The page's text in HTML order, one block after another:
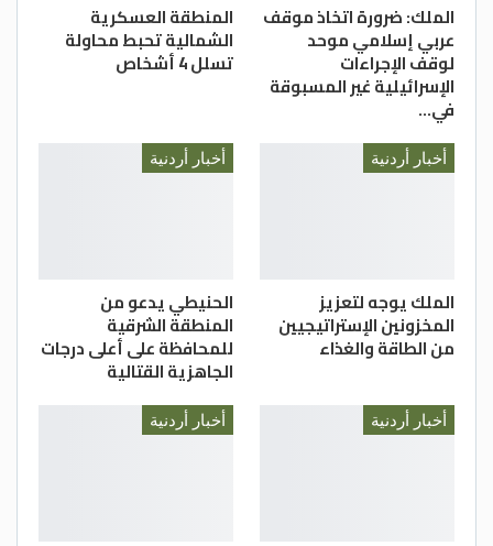
الملك: ضرورة اتخاذ موقف
عربي إسلامي موحد
لوقف الإجراءات
الإسرائيلية غير المسبوقة
في…
المنطقة العسكرية
الشمالية تحبط محاولة
تسلل 4 أشخاص
أخبار أردنية
الملك يوجه لتعزيز
المخزونين الإستراتيجيين
من الطاقة والغذاء
أخبار أردنية
الحنيطي يدعو من
المنطقة الشرقية
للمحافظة على أعلى درجات
الجاهزية القتالية
أخبار أردنية أخبار أردنية